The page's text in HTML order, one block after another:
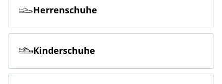
Herrenschuhe
Kinderschuhe